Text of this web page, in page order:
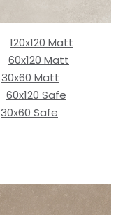
120x120 Matt
60x120 Matt
30x60 Matt
60x120 Safe
30x60 Safe